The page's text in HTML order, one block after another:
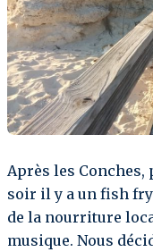
Après les Conches,
soir il y a un fish
de la nourriture
musique. Nous